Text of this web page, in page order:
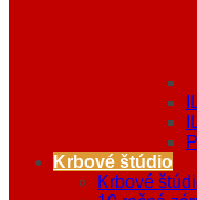
Krbové štúdio
Krbové